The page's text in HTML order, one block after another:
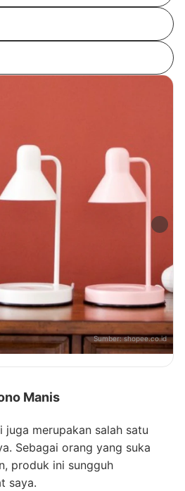
Sumber:shopee.co.id
Manis
merupakan salah satu
Sebagai orang yang suka
produk ini sungguh
saya.